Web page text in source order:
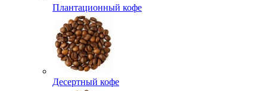
Плантационный кофе
Десертный кофе